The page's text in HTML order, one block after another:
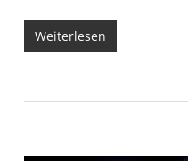
Weiterlesen